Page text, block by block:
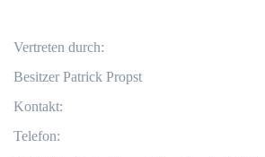
Vertreten durch:
Besitzer Patrick Propst
Kontakt:
Telefon: